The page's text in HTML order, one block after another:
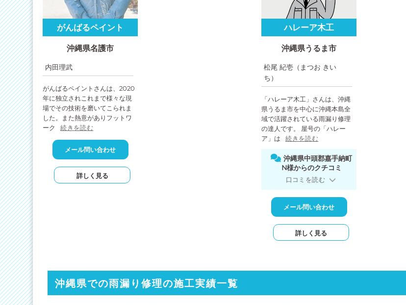
がんばるペイント
沖縄県名護市
内田理武
がんばるペイントさんは、2020
年に独立されこれまで様々な現
場でその技術を磨いてこられま
した。また熱意がありフットワ
ーク
続きを読む
メール問い合わせ
詳しく見る
ハレーア木工
沖縄県うるま市
松尾 紀壱（まつお きい
ち）
「ハレーア木工」さんは、沖縄
県うるま市を中心に沖縄本島全
域で活躍されている雨漏り修理
の達人です。 屋号の「ハレー
ア」は
続きを読む
沖縄県中頭郡嘉手納町
N様からのクチコミ
口コミを読む
メール問い合わせ
詳しく見る
沖縄県での雨漏り修理の施工実績一覧